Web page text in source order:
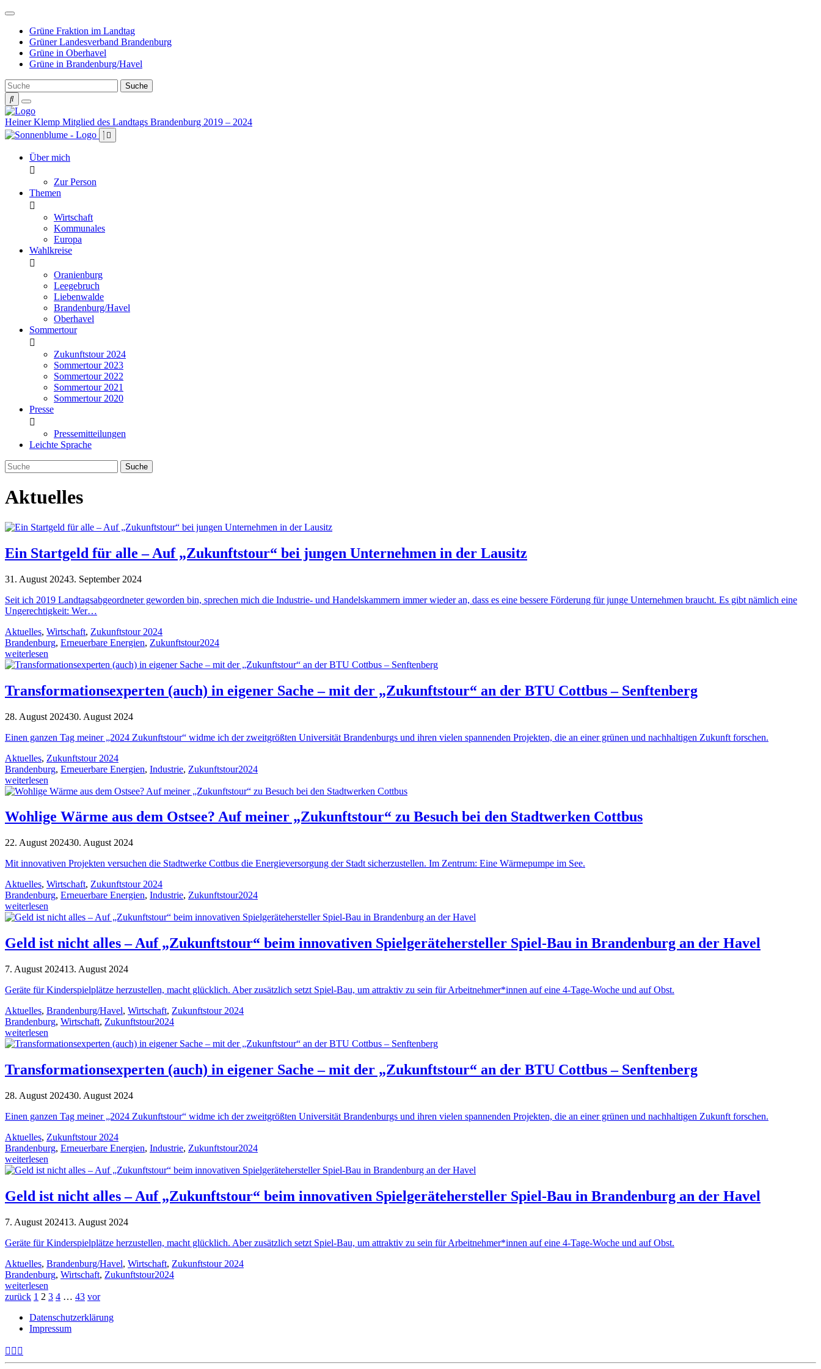
Weiter
Inhalt
Grüne Fraktion im Landtag
Grüner Landesverband Brandenburg
Grüne in Oberhavel
Grüne in Brandenburg/Havel
Heiner Klemp Mitglied des Landtags Brandenburg 2019 – 2024
Über mich
Zur Person
Themen
Wirtschaft
Kommunales
Europa
Wahlkreise
Oranienburg
Leegebruch
Liebenwalde
Brandenburg/Havel
Oberhavel
Sommertour
Zukunftstour 2024
Sommertour 2023
Sommertour 2022
Sommertour 2021
Sommertour 2020
Presse
Pressemitteilungen
Leichte Sprache
Aktuelles
Ein Startgeld für alle – Auf „Zukunftstour“ bei jungen Unternehmen in der Lausitz
31. August 20243. September 2024
Seit ich 2019 Landtagsabgeordneter geworden bin, sprechen mich die Industrie- und Handelskammern immer wieder an, dass es eine bessere Förderung für junge Unternehmen braucht. Es gibt nämlich eine
Ungerechtigkeit: Wer…
Aktuelles, Wirtschaft, Zukunftstour 2024
Brandenburg, Erneuerbare Energien, Zukunftstour2024
weiterlesen
Transformationsexperten (auch) in eigener Sache – mit der „Zukunftstour“ an der BTU Cottbus – Senftenberg
28. August 202430. August 2024
Einen ganzen Tag meiner „2024 Zukunftstour“ widme ich der zweitgrößten Universität Brandenburgs und ihren vielen spannenden Projekten, die an einer grünen und nachhaltigen Zukunft forschen.
Aktuelles, Zukunftstour 2024
Brandenburg, Erneuerbare Energien, Industrie, Zukunftstour2024
weiterlesen
Wohlige Wärme aus dem Ostsee? Auf meiner „Zukunftstour“ zu Besuch bei den Stadtwerken Cottbus
22. August 202430. August 2024
Mit innovativen Projekten versuchen die Stadtwerke Cottbus die Energieversorgung der Stadt sicherzustellen. Im Zentrum: Eine Wärmepumpe im See.
Aktuelles, Wirtschaft, Zukunftstour 2024
Brandenburg, Erneuerbare Energien, Industrie, Zukunftstour2024
weiterlesen
Geld ist nicht alles – Auf „Zukunftstour“ beim innovativen Spielgerätehersteller Spiel-Bau in Brandenburg an der Havel
7. August 202413. August 2024
Geräte für Kinderspielplätze herzustellen, macht glücklich. Aber zusätzlich setzt Spiel-Bau, um attraktiv zu sein für Arbeitnehmer*innen auf eine 4-Tage-Woche und auf Obst.
Aktuelles, Brandenburg/Havel, Wirtschaft, Zukunftstour 2024
Brandenburg, Wirtschaft, Zukunftstour2024
weiterlesen
Transformationsexperten (auch) in eigener Sache – mit der „Zukunftstour“ an der BTU Cottbus – Senftenberg
28. August 202430. August 2024
Einen ganzen Tag meiner „2024 Zukunftstour“ widme ich der zweitgrößten Universität Brandenburgs und ihren vielen spannenden Projekten, die an einer grünen und nachhaltigen Zukunft forschen.
Aktuelles, Zukunftstour 2024
Brandenburg, Erneuerbare Energien, Industrie, Zukunftstour2024
weiterlesen
Geld ist nicht alles – Auf „Zukunftstour“ beim innovativen Spielgerätehersteller Spiel-Bau in Brandenburg an der Havel
7. August 202413. August 2024
Geräte für Kinderspielplätze herzustellen, macht glücklich. Aber zusätzlich setzt Spiel-Bau, um attraktiv zu sein für Arbeitnehmer*innen auf eine 4-Tage-Woche und auf Obst.
Aktuelles, Brandenburg/Havel, Wirtschaft, Zukunftstour 2024
Brandenburg, Wirtschaft, Zukunftstour2024
weiterlesen
zurück 1 2 3 4 … 43 vor
Datenschutzerklärung
Impressum